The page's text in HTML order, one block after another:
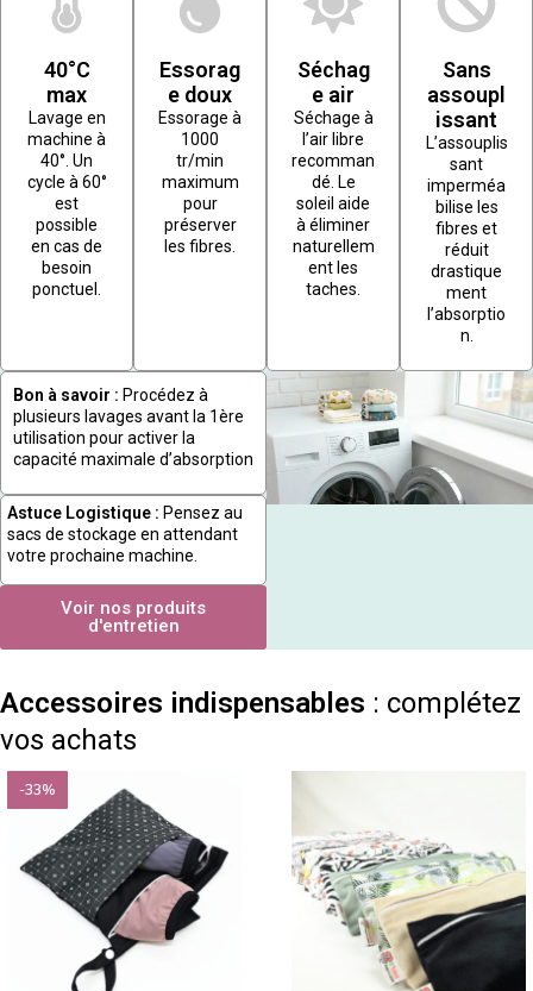
40°C
max
Lavage en
machine à
40°. Un
cycle à 60°
est
possible
en cas de
besoin
ponctuel.
Essorag
e doux
Essorage à
1000
tr/min
maximum
pour
préserver
les fibres.
Séchag
e air
Séchage à
l’air libre
recomman
dé. Le
soleil aide
à éliminer
naturellem
ent les
taches.
Sans
assoupl
issant
L’assouplis
sant
imperméa
bilise les
fibres et
réduit
drastique
ment
l’absorptio
n.
Bon à savoir : Procédez à
plusieurs lavages avant la 1ère
utilisation pour activer la
capacité maximale d’absorption
Astuce Logistique : Pensez au
sacs de stockage en attendant
votre prochaine machine.
Voir nos produits
d'entretien
Accessoires indispensables : complétez
vos achats
-33%